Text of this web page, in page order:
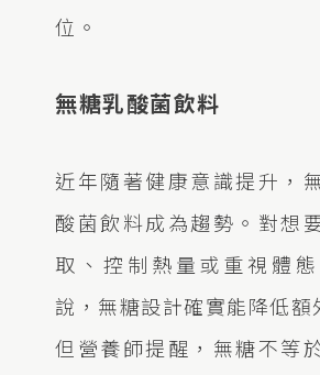
位。
無糖乳酸菌飲料
近年隨著健康意識提升，
酸菌飲料成為趨勢。對想
取、控制熱量或重視體
說，無糖設計確實能降低額
但營養師提醒，無糖不等